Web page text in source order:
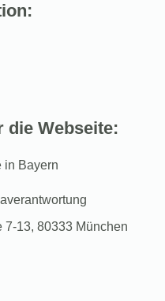
die Webseite:
in Bayern
7-13, 80333 München